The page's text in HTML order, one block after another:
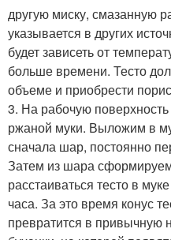
другую миску, смазанную
указывается в других
будет зависеть от
больше времени. Тесто
объеме и приобрести
3. На рабочую
ржаной муки. Выложим в
сначала шар, постоянно
Затем из шара
расстаиваться тесто в
часа. За это время конус
превратится в привычную